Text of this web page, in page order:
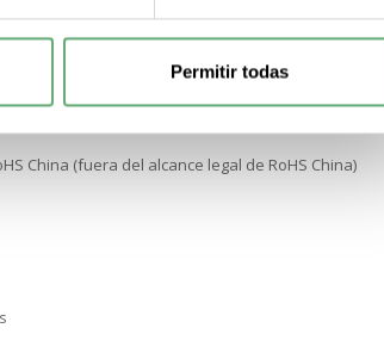
Permitir todas
China (fuera del alcance legal de RoHS China)